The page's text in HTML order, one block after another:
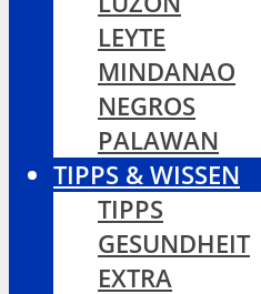
LEYTE
MINDANAO
NEGROS
PALAWAN
TIPPS & WISSEN
TIPPS
GESUNDHEIT
EXTRA